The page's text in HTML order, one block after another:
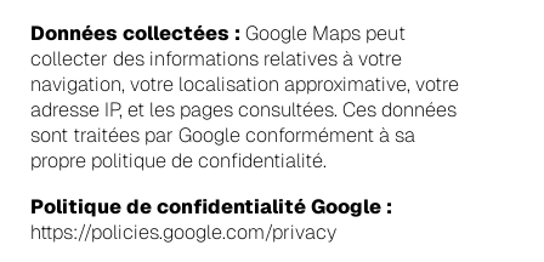
Données collectées : Google Maps peut
collecter des informations relatives à votre
navigation, votre localisation approximative, votre
adresse IP, et les pages consultées. Ces données
sont traitées par Google conformément à sa
propre politique de confidentialité.
Politique de confidentialité Google :
https://policies.google.com/privacy